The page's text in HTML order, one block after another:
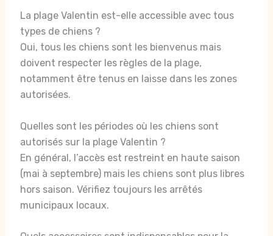
La plage Valentin est-elle accessible avec tous
types de chiens ?
Oui, tous les chiens sont les bienvenus mais
doivent respecter les règles de la plage,
notamment être tenus en laisse dans les zones
autorisées.
Quelles sont les périodes où les chiens sont
autorisés sur la plage Valentin ?
En général, l’accès est restreint en haute saison
(mai à septembre) mais les chiens sont plus libres
hors saison. Vérifiez toujours les arrêtés
municipaux locaux.